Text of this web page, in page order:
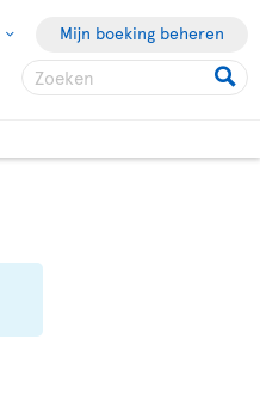
Mijn boeking beheren